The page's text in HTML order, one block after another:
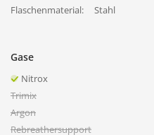
Flaschenmaterial: Stahl
Gase
Nitrox
Trimix
Argon
Rebreathersupport